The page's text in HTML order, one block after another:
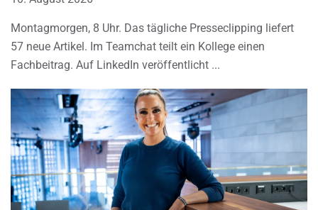
Montagmorgen, 8 Uhr. Das tägliche Presseclipping liefert
57 neue Artikel. Im Teamchat teilt ein Kollege einen
Fachbeitrag. Auf LinkedIn veröffentlicht